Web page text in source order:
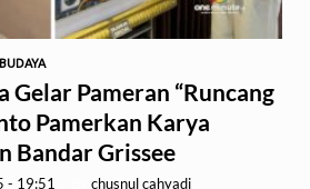
Gelar Pameran “Runcang
Pamerkan Karya
Bandar Grissee
- 19:51 chusnul cahyadi